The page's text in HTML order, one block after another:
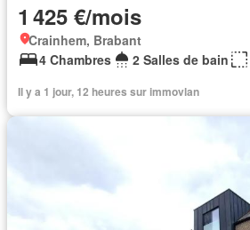
1 425 €/mois
Crainhem, Brabant
4 Chambres
2 Salles de bain
Il y a 1 jour, 12 heures sur immovlan